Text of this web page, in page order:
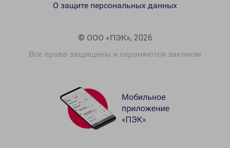
© ООО «ПЭК», 2026
Все права защищены и охраняются законом
О защите персональных данных